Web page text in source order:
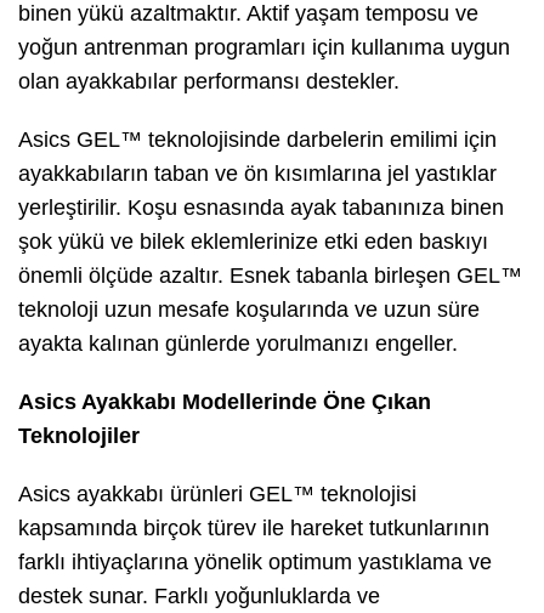
binen yükü azaltmaktır. Aktif yaşam temposu ve
yoğun antrenman programları için kullanıma uygun
olan ayakkabılar performansı destekler.
Asics GEL™ teknolojisinde darbelerin emilimi için
ayakkabıların taban ve ön kısımlarına jel yastıklar
yerleştirilir. Koşu esnasında ayak tabanınıza binen
şok yükü ve bilek eklemlerinize etki eden baskıyı
önemli ölçüde azaltır. Esnek tabanla birleşen GEL™
teknoloji uzun mesafe koşularında ve uzun süre
ayakta kalınan günlerde yorulmanızı engeller.
Asics Ayakkabı Modellerinde Öne Çıkan
Teknolojiler
Asics ayakkabı ürünleri GEL™ teknolojisi
kapsamında birçok türev ile hareket tutkunlarının
farklı ihtiyaçlarına yönelik optimum yastıklama ve
destek sunar. Farklı yoğunluklarda ve